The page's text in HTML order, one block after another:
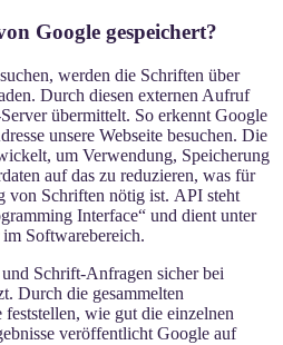
Google gespeichert?
werden die Schriften über
Durch diesen externen Aufruf
übermittelt. So erkennt Google
unsere Webseite besuchen. Die
um Verwendung, Speicherung
auf das zu reduzieren, was für
von Schriften nötig ist. API steht
Interface“ und dient unter
Softwarebereich.
Schrift-Anfragen sicher bei
Durch die gesammelten
wie gut die einzelnen
veröffentlicht Google auf